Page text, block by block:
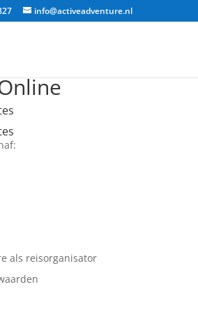
info@activeadventure.nl
als reisorganisator